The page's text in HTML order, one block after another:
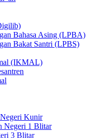
Bahasa Asing (LPBA)
Bakat Santri (LPBS)
(IKMAL)
Kunir
Negeri 1 Blitar
3 Blitar